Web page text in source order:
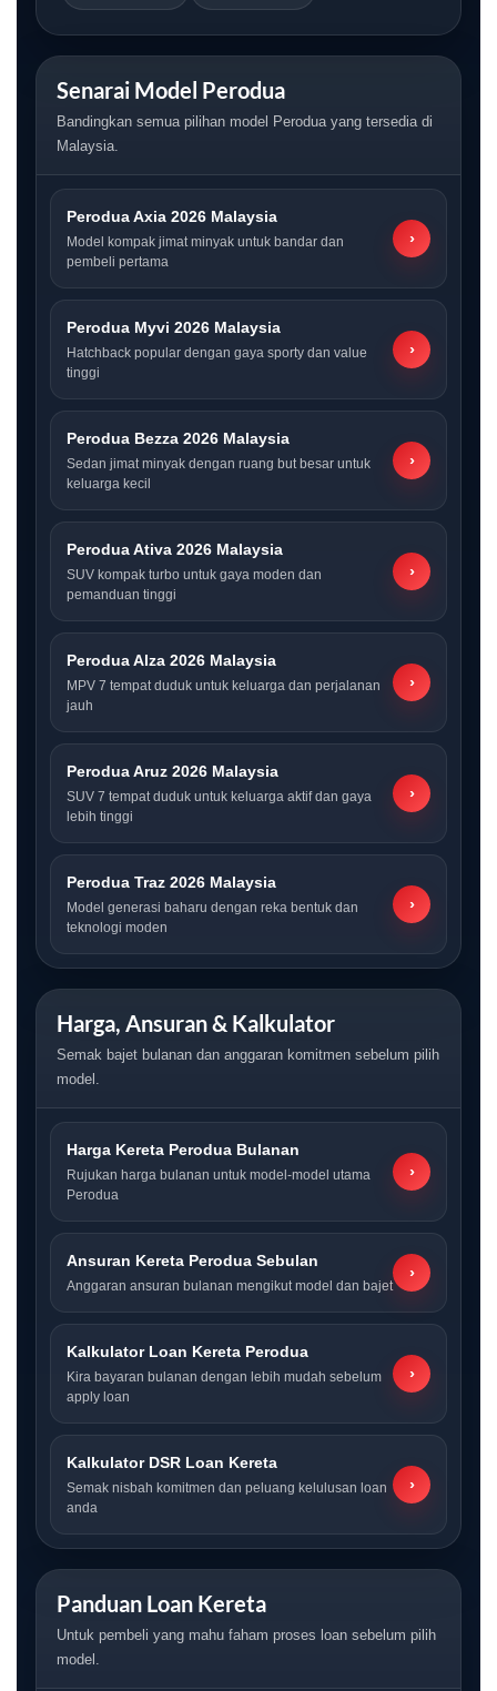
Senarai Model Perodua
Bandingkan semua pilihan model Perodua yang tersedia di
Malaysia.
Perodua Axia 2026 Malaysia
Model kompak jimat minyak untuk bandar dan
pembeli pertama
›
Perodua Myvi 2026 Malaysia
Hatchback popular dengan gaya sporty dan value
tinggi
›
Perodua Bezza 2026 Malaysia
Sedan jimat minyak dengan ruang but besar untuk
keluarga kecil
›
Perodua Ativa 2026 Malaysia
SUV kompak turbo untuk gaya moden dan
pemanduan tinggi
›
Perodua Alza 2026 Malaysia
MPV 7 tempat duduk untuk keluarga dan perjalanan
jauh
›
Perodua Aruz 2026 Malaysia
SUV 7 tempat duduk untuk keluarga aktif dan gaya
lebih tinggi
›
Perodua Traz 2026 Malaysia
Model generasi baharu dengan reka bentuk dan
teknologi moden
›
Harga, Ansuran & Kalkulator
Semak bajet bulanan dan anggaran komitmen sebelum pilih
model.
Harga Kereta Perodua Bulanan
Rujukan harga bulanan untuk model-model utama
Perodua
›
Ansuran Kereta Perodua Sebulan
Anggaran ansuran bulanan mengikut model dan bajet
›
Kalkulator Loan Kereta Perodua
Kira bayaran bulanan dengan lebih mudah sebelum
apply loan
›
Kalkulator DSR Loan Kereta
Semak nisbah komitmen dan peluang kelulusan loan
anda
›
Panduan Loan Kereta
Untuk pembeli yang mahu faham proses loan sebelum pilih
model.